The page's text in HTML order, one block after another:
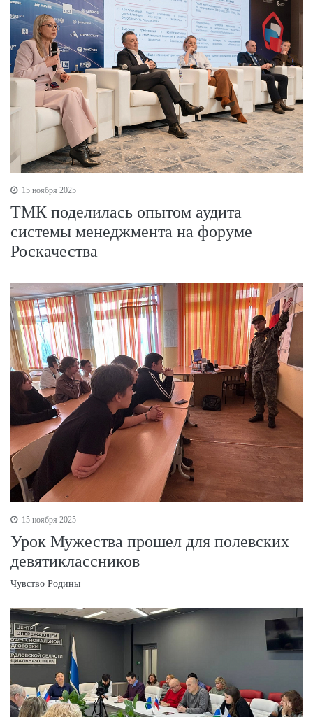
15 ноября 2025
ТМК поделилась опытом аудита
системы менеджмента на форуме
Роскачества
15 ноября 2025
Урок Мужества прошел для полевских
девятиклассников
Чувство Родины